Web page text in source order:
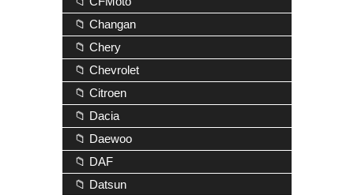
📁 Changan
📁 Chery
📁 Chevrolet
📁 Citroen
📁 Dacia
📁 Daewoo
📁 DAF
📁 Datsun